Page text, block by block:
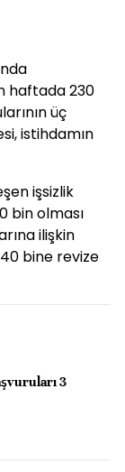
haftada 230
üç
istihdamın
işsizlik
bin olması
ilişkin
bine revize
3